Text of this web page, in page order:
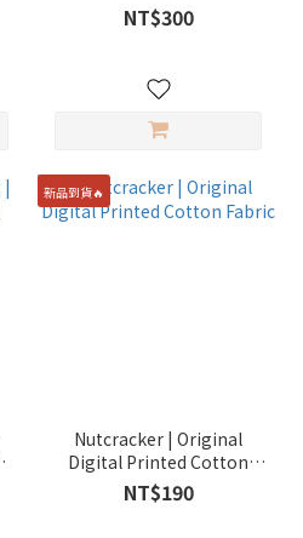
NT$300
新品到貨🔥
Nutcracker | Original
Digital Printed Cotton
Fabric
NT$190